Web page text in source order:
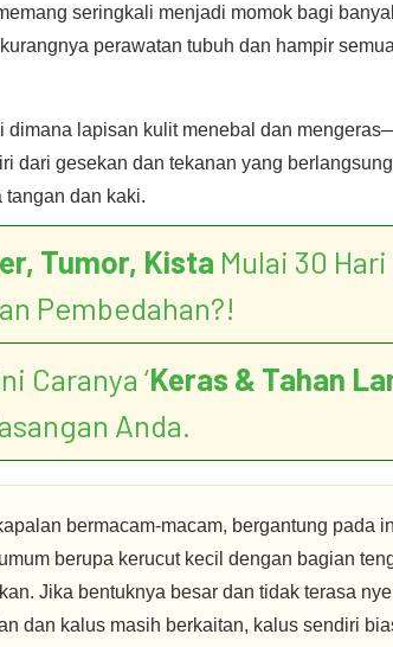
seringkali menjadi momok bagi
perawatan tubuh dan hampir
dimana lapisan kulit menebal dan
dari gesekan dan tekanan yang
tangan dan kaki.
Tumor, Kista Mulai 30
Pembedahan?!
Caranya ‘Keras & Tahan
Anda.
bermacam-macam, bergantung pada
berupa kerucut kecil dengan bagian
Jika bentuknya besar dan tidak terasa
dan kalus masih berkaitan, kalus sendiri